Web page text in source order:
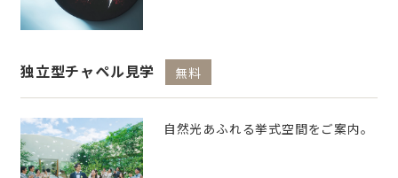
独立型チャペル見学 無料
自然光あふれる挙式空間をご案内。